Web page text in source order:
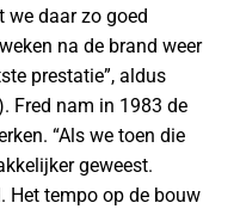
we daar zo goed
na de brand weer
prestatie”, aldus
Fred nam in 1983 de
“Als we toen die
geweest.
Het tempo op de bouw